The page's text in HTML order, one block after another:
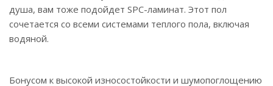
душа, вам тоже подойдет SPC-ламинат. Этот пол
сочетается со всеми системами теплого пола, включая
водяной.
Бонусом к высокой износостойкости и шумопоглощению